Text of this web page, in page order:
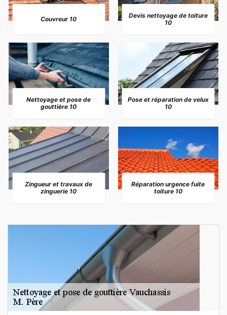
Couvreur 10
Devis nettoyage de toiture
10
Nettoyage et pose de
gouttière 10
Pose et réparation de velux
10
Zingueur et travaux de
zinguerie 10
Réparation urgence fuite
toiture 10